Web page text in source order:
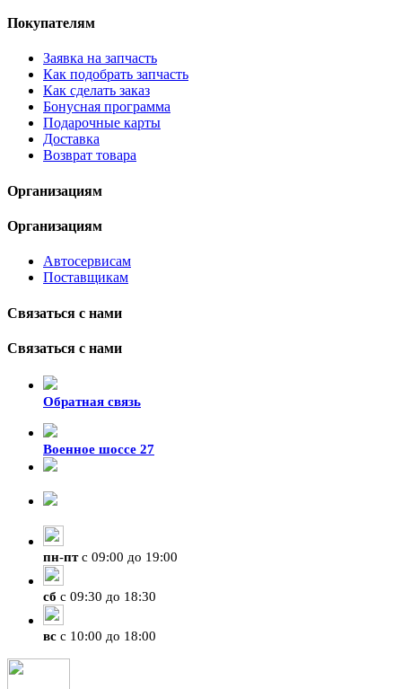
Покупателям
Заявка на запчасть
Как подобрать запчасть
Как сделать заказ
Бонусная программа
Подарочные карты
Доставка
Возврат товара
Организациям
Организациям
Автосервисам
Поставщикам
Связаться с нами
Связаться с нами
Обратная связь
Военное шоссе 27
пн-птс 09:00 до 19:00
сб с 09:30 до 18:30
вс с 10:00 до 18:00